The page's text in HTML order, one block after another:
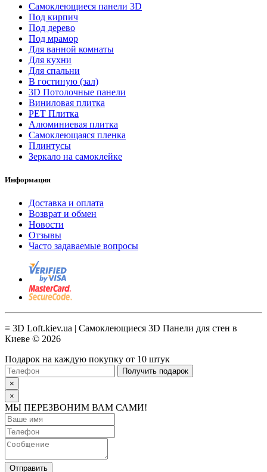
Самоклеющиеся панели 3D
Под кирпич
Под дерево
Под мрамор
Для ванной комнаты
Для кухни
Для спальни
В гостиную (зал)
3D Потолочные панели
Виниловая плитка
PET Плитка
Алюминиевая плитка
Самоклеющаяся пленка
Плинтусы
Зеркало на самоклейке
Информация
Доставка и оплата
Возврат и обмен
Новости
Отзывы
Часто задаваемые вопросы
≡ 3D Loft.kiev.ua | Самоклеющиеся 3D Панели для стен в
Киеве © 2026
Подарок на каждую покупку от 10 штук
Получить подарок
×
×
МЫ ПЕРЕЗВОНИМ ВАМ САМИ!
Отправить